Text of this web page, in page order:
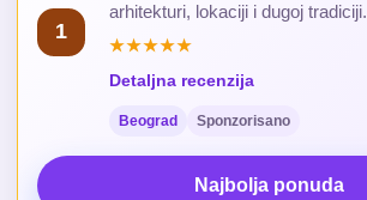
1
arhitekturi, lokaciji i dugoj tradiciji.
★★★★★
Detaljna recenzija
Beograd Sponzorisano
Najbolja ponuda